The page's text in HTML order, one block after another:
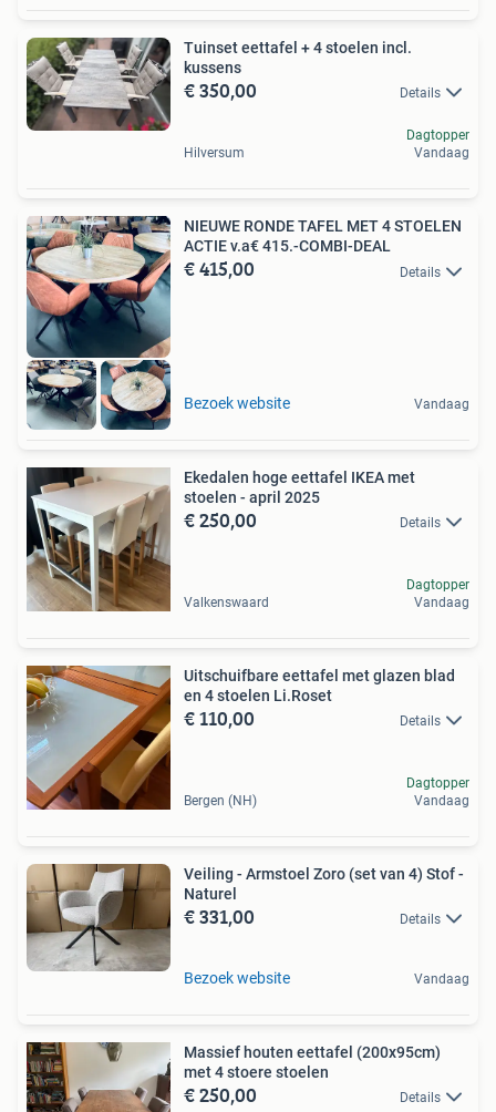
Tuinset eettafel + 4 stoelen incl.
kussens
€ 350,00 Details
Hilversum
Dagtopper
Vandaag
NIEUWE RONDE TAFEL MET 4 STOELEN
ACTIE v.a€ 415.-COMBI-DEAL
€ 415,00 Details
Bezoek website Vandaag
Ekedalen hoge eettafel IKEA met
stoelen - april 2025
€ 250,00 Details
Valkenswaard
Dagtopper
Vandaag
Uitschuifbare eettafel met glazen blad
en 4 stoelen Li.Roset
€ 110,00 Details
Bergen (NH)
Dagtopper
Vandaag
Veiling - Armstoel Zoro (set van 4) Stof -
Naturel
€ 331,00 Details
Bezoek website Vandaag
Massief houten eettafel (200x95cm)
met 4 stoere stoelen
€ 250,00 Details